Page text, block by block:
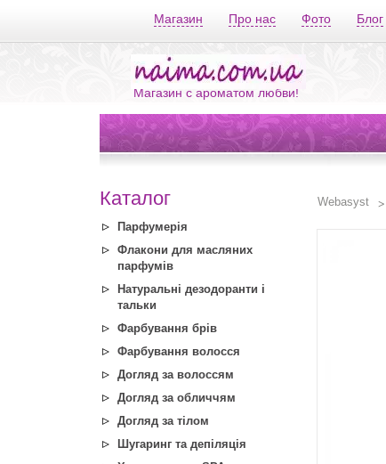
Магазин Про нас Фото Блог
Магазин с ароматом любви!
Каталог
Парфумерія
Флакони для масляних
парфумів
Натуральні дезодоранти і
тальки
Фарбування брів
Фарбування волосся
Догляд за волоссям
Догляд за обличчям
Догляд за тілом
Шугаринг та депіляція
Webasyst